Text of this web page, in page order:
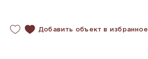
Добавить объект в избранное